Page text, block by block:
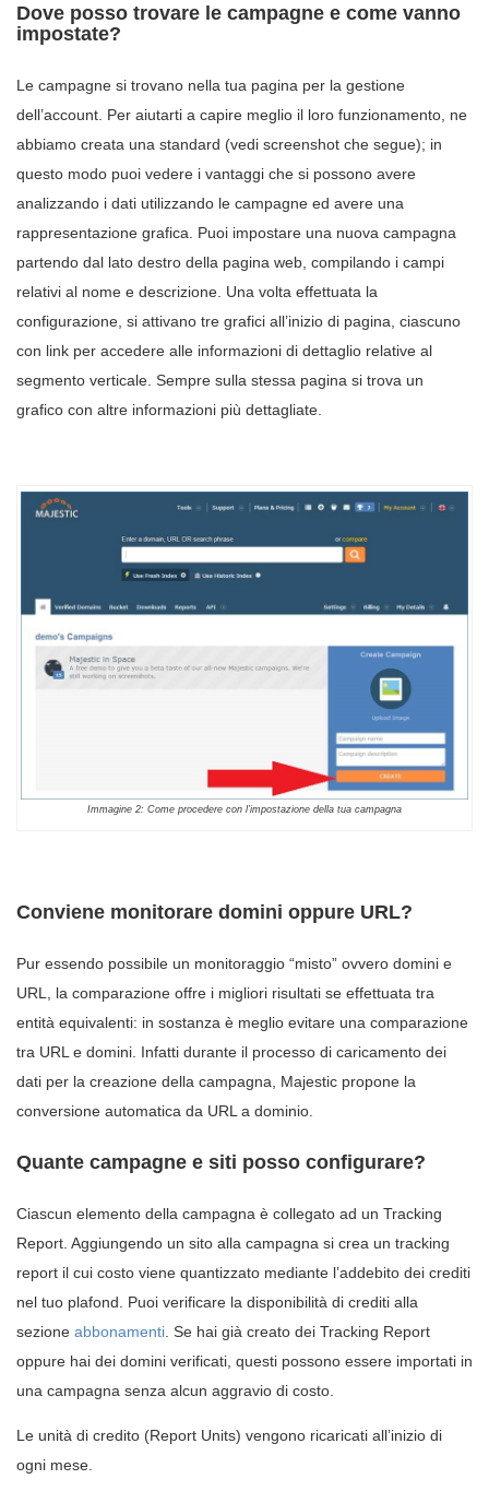
Dove posso trovare le campagne e come vanno
impostate?
Le campagne si trovano nella tua pagina per la gestione
dell’account. Per aiutarti a capire meglio il loro funzionamento, ne
abbiamo creata una standard (vedi screenshot che segue); in
questo modo puoi vedere i vantaggi che si possono avere
analizzando i dati utilizzando le campagne ed avere una
rappresentazione grafica. Puoi impostare una nuova campagna
partendo dal lato destro della pagina web, compilando i campi
relativi al nome e descrizione. Una volta effettuata la
configurazione, si attivano tre grafici all’inizio di pagina, ciascuno
con link per accedere alle informazioni di dettaglio relative al
segmento verticale. Sempre sulla stessa pagina si trova un
grafico con altre informazioni più dettagliate.
Immagine 2: Come procedere con l’impostazione della tua campagna
Conviene monitorare domini oppure URL?
Pur essendo possibile un monitoraggio “misto” ovvero domini e
URL, la comparazione offre i migliori risultati se effettuata tra
entità equivalenti: in sostanza è meglio evitare una comparazione
tra URL e domini. Infatti durante il processo di caricamento dei
dati per la creazione della campagna, Majestic propone la
conversione automatica da URL a dominio.
Quante campagne e siti posso configurare?
Ciascun elemento della campagna è collegato ad un Tracking
Report. Aggiungendo un sito alla campagna si crea un tracking
report il cui costo viene quantizzato mediante l’addebito dei crediti
nel tuo plafond. Puoi verificare la disponibilità di crediti alla
sezione abbonamenti . Se hai già creato dei Tracking Report
oppure hai dei domini verificati, questi possono essere importati in
una campagna senza alcun aggravio di costo.
Le unità di credito (Report Units) vengono ricaricati all’inizio di
ogni mese.